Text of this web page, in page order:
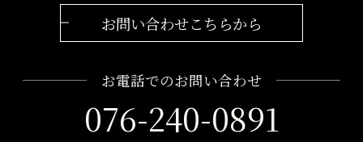
お問い合わせこちらから
お電話でのお問い合わせ
076-240-0891